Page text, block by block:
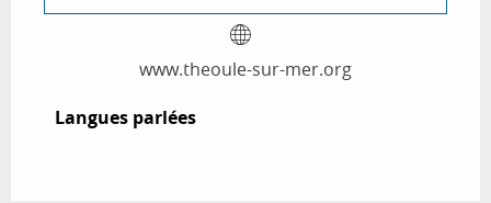
www.theoule-sur-mer.org
Langues parlées
Langues parlées